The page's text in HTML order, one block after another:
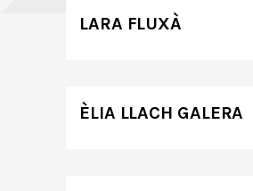
LARA FLUXÀ
ÈLIA LLACH GALERA